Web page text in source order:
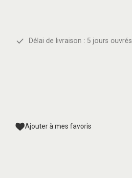
Délai de livraison : 5 jours ouvrés
Ajouter à mes favoris